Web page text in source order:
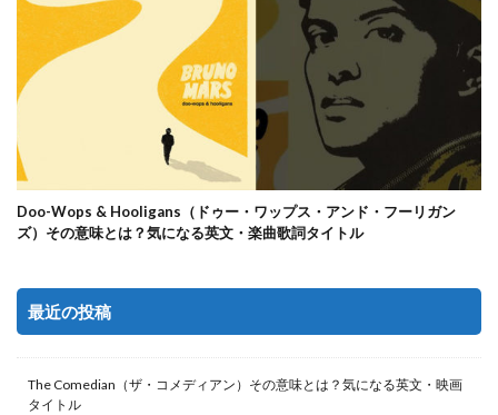
Doo-Wops & Hooligans（ドゥー・ワップス・アンド・フーリガン
ズ）その意味とは？気になる英文・楽曲歌詞タイトル
最近の投稿
The Comedian（ザ・コメディアン）その意味とは？気になる英文・映画
タイトル